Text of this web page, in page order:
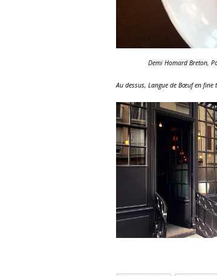
Demi Homard Breton,
Au dessus, Langue de Bœuf en